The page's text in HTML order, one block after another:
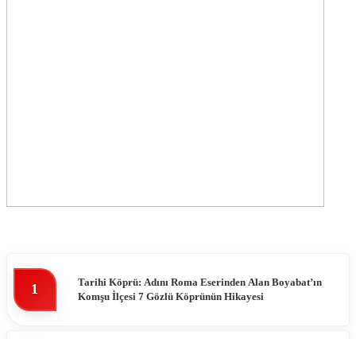
1
Tarihi Köprü: Adını Roma Eserinden Alan Boyabat’ın
Komşu İlçesi 7 Gözlü Köprünün Hikayesi